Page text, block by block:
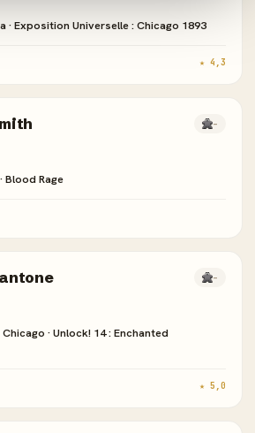
· Exposition Universelle : Chicago 1893
★ 4,3
-
Blood Rage
-
· Unlock! 14 : Enchanted
★ 5,0